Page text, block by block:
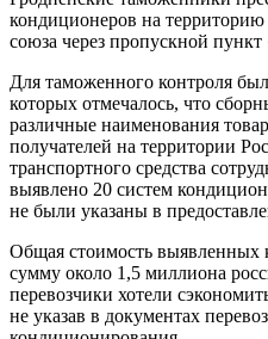
кондиционеров на территорию
союза через пропускной пункт
Для таможенного контроля
которых отмечалось, что
различные наименования
получателей на территории
транспортного средства
выявлено 20 систем
не были указаны в
Общая стоимость выявленных
сумму около 1,5 миллиона
перевозчики хотели
не указав в документах